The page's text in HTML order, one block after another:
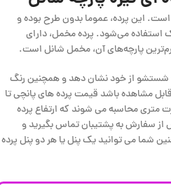
این پرده، عموما بدون طرح بوده و
استفاده می‌شود. پرده مخمل، دارای
پارچه‌های آن، مخمل شانل است.
و شستشو از خود نشان دهد و همچنین رنگ
مشاهده باشد قیمت پرده های پانچی تا
متری محاسبه می شوند که ارتفاع پرده
از سفارش به پشتیبان تماس بگیرید و
شما می توانید یک پنل یا هر دو پنل پرده